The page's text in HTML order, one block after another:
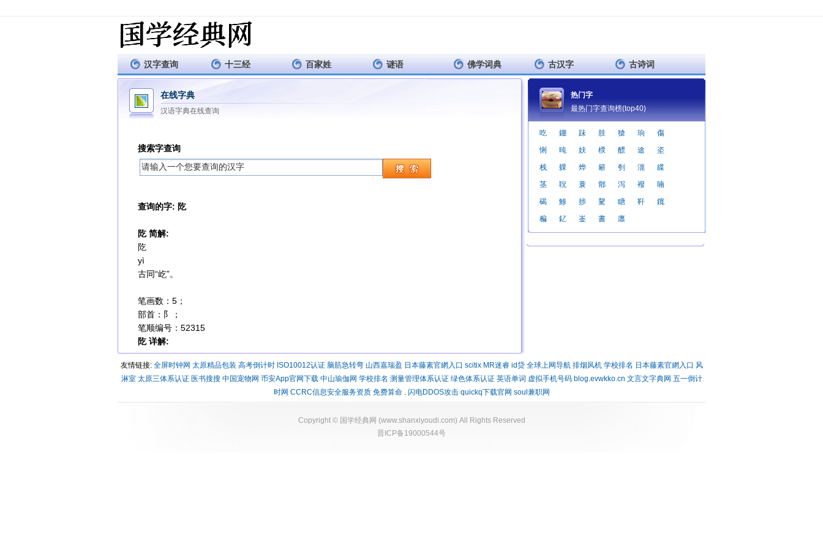
汉字查询 十三经 百家姓 谜语 佛学词典 古汉字 古诗词
在线字典
汉语字典在线查询
搜索字查询
查询的字: 阣
阣 简解:
阣
yì
古同“屹”。
笔画数：5；
部首：阝；
笔顺编号：52315
阣 详解:
热门字
最热门字查询榜(top40)
吃 錋 跊 胿 獊 珦
傷
悧
旽 妋 樮 醥 途
垐
栈
躶 烨 簖 刳 潉
緤
茎
聣 蓑 鄁 泻 襏
喃
碣
鯵 捗 驁 瞊 靬
鑧
稨
釔 崟 書 廛
友情链接: 全屏时钟网 太原精品包装 高考倒计时 ISO10012认证 脑筋急转弯 山西嘉瑞盈 日本藤素官網入口 scitix MR迷睿 id贷 全球上网导航 排烟风机 学校排名 日本藤素官網入口 风
淋室 太原三体系认证 医书搜搜 中国宠物网 币安App官网下载 中山瑜伽网 学校排名 测量管理体系认证 绿色体系认证 英语单词 虚拟手机号码 blog.evwkko.cn 文言文字典网 五一倒计
时网 CCRC信息安全服务资质 免费算命 . 闪电DDOS攻击 quickq下载官网 soul兼职网
Copyright © 国学经典网 (www.shanxiyoudi.com) All Rights Reserved
晋ICP备19000544号